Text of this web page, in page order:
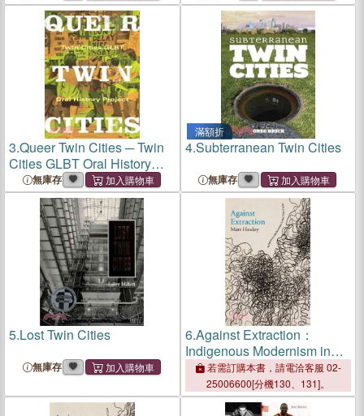
3.Queer Twin Cities ─ Twin
Cities GLBT Oral History
Project
無庫存
滿額折
4.Subterranean Twin Cities
無庫存
5.Lost Twin Cities
無庫存
6.Against Extraction：
Indigenous Modernism in
the Twin Cities
若需訂購本書，請電洽客服 02-
25006600[分機130、131]。